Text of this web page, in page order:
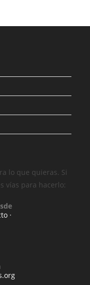
lo que quieras. Si
vías para hacerlo:
·